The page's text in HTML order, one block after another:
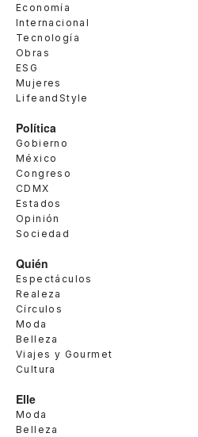
Economía
Internacional
Tecnología
Obras
ESG
Mujeres
LifeandStyle
Política
Gobierno
México
Congreso
CDMX
Estados
Opinión
Sociedad
Quién
Espectáculos
Realeza
Círculos
Moda
Belleza
Viajes y Gourmet
Cultura
Elle
Moda
Belleza